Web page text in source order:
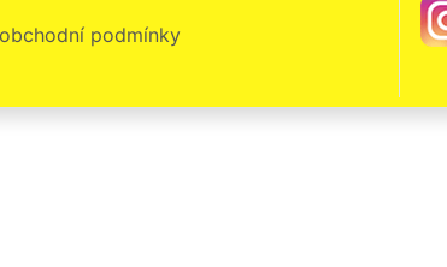
s vyklizením chaty v Úvalně. Doporučuji tuto společnost.
podmínky